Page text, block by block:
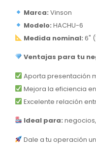
Marca: Vinson
Modelo: HACHU-6
Medida nominal: 6"
Ventajas para tu
Aporta presentación
Mejora la eficiencia
Excelente relación
Ideal para:
Dale a tu operación